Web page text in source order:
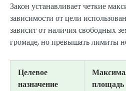
Закон устанавливает четкие
зависимости от цели
зависит от наличия свободных
громаде, но превышать лимиты
Целевое
назначение
площадь